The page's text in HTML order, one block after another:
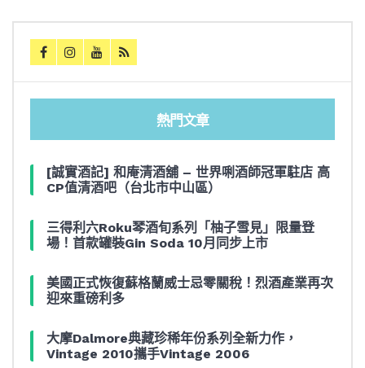
熱門文章
[誠實酒記] 和庵清酒舖 – 世界唎酒師冠軍駐店 高
CP值清酒吧（台北市中山區）
三得利六Roku琴酒旬系列「柚子雪見」限量登
場！首款罐裝Gin Soda 10月同步上市
美國正式恢復蘇格蘭威士忌零關稅！烈酒產業再次
迎來重磅利多
大摩Dalmore典藏珍稀年份系列全新力作，
Vintage 2010攜手Vintage 2006